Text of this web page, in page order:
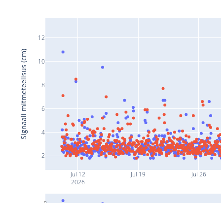
Jul 12
2026
Jul 19 Jul 26
2
4
6
8
10
12
Signaali mitmeteelisus (cm)